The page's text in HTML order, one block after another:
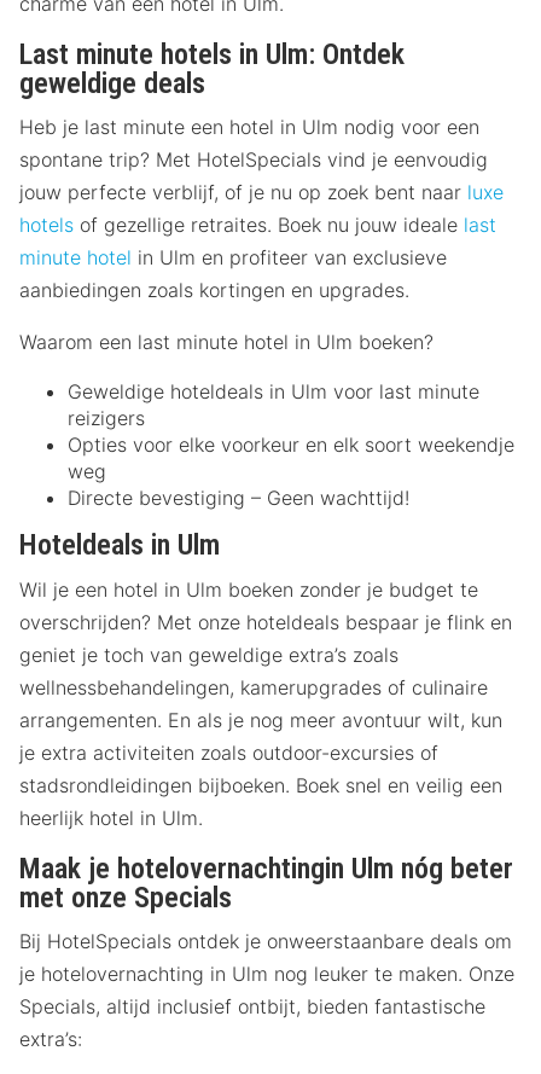
Last minute hotels in Ulm: Ontdek
geweldige deals
Heb je last minute een hotel in Ulm nodig voor een
spontane trip? Met HotelSpecials vind je eenvoudig
jouw perfecte verblijf, of je nu op zoek bent naar luxe
hotels of gezellige retraites. Boek nu jouw ideale last
minute hotel in Ulm en profiteer van exclusieve
aanbiedingen zoals kortingen en upgrades.
Waarom een last minute hotel in Ulm boeken?
Geweldige hoteldeals in Ulm voor last minute
reizigers
Opties voor elke voorkeur en elk soort weekendje
weg
Directe bevestiging – Geen wachttijd!
Hoteldeals in Ulm
Wil je een hotel in Ulm boeken zonder je budget te
overschrijden? Met onze hoteldeals bespaar je flink en
geniet je toch van geweldige extra’s zoals
wellnessbehandelingen, kamerupgrades of culinaire
arrangementen. En als je nog meer avontuur wilt, kun
je extra activiteiten zoals outdoor-excursies of
stadsrondleidingen bijboeken. Boek snel en veilig een
heerlijk hotel in Ulm.
Maak je hotelovernachtingin Ulm nóg beter
met onze Specials
Bij HotelSpecials ontdek je onweerstaanbare deals om
je hotelovernachting in Ulm nog leuker te maken. Onze
Specials, altijd inclusief ontbijt, bieden fantastische
extra’s: